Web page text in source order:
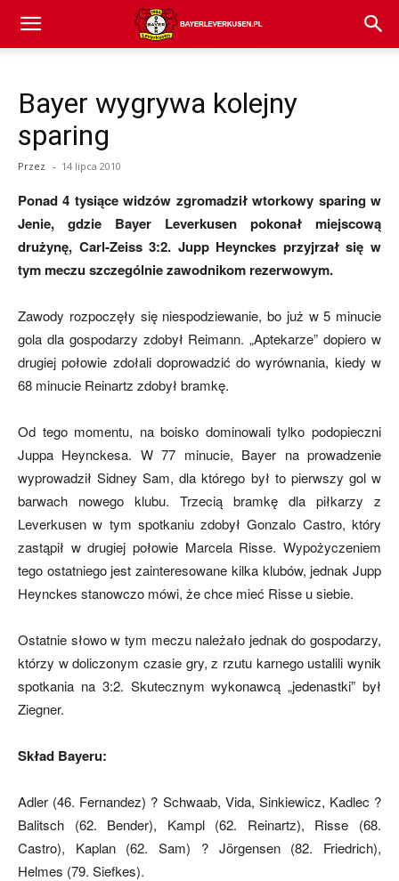
Bayer
aktualności
(transfery,
mecze,
skład)
Bayer wygrywa kolejny
sparing
Przez - 14 lipca 2010
Ponad 4 tysiące widzów zgromadził wtorkowy sparing w
Jenie, gdzie Bayer Leverkusen pokonał miejscową
drużynę, Carl-Zeiss 3:2. Jupp Heynckes przyjrzał się w
tym meczu szczególnie zawodnikom rezerwowym.
Zawody rozpoczęły się niespodziewanie, bo już w 5 minucie
gola dla gospodarzy zdobył Reimann. „Aptekarze” dopiero w
drugiej połowie zdołali doprowadzić do wyrównania, kiedy w
68 minucie Reinartz zdobył bramkę.
Od tego momentu, na boisko dominowali tylko podopieczni
Juppa Heynckesa. W 77 minucie, Bayer na prowadzenie
wyprowadził Sidney Sam, dla którego był to pierwszy gol w
barwach nowego klubu. Trzecią bramkę dla piłkarzy z
Leverkusen w tym spotkaniu zdobył Gonzalo Castro, który
zastąpił w drugiej połowie Marcela Risse. Wypożyczeniem
tego ostatniego jest zainteresowane kilka klubów, jednak Jupp
Heynckes stanowczo mówi, że chce mieć Risse u siebie.
Ostatnie słowo w tym meczu należało jednak do gospodarzy,
którzy w doliczonym czasie gry, z rzutu karnego ustalili wynik
spotkania na 3:2. Skutecznym wykonawcą „jedenastki” był
Ziegner.
Skład Bayeru:
Adler (46. Fernandez) ? Schwaab, Vida, Sinkiewicz, Kadlec ?
Balitsch (62. Bender), Kampl (62. Reinartz), Risse (68.
Castro), Kaplan (62. Sam) ? Jörgensen (82. Friedrich),
Helmes (79. Siefkes).